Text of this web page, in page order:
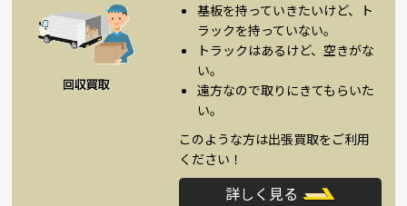
基板を持っていきたいけど、ト
ラックを持っていない。
トラックはあるけど、空きがな
い。
遠方なので取りにきてもらいた
い。
このような方は出張買取をご利用
ください！
詳しく見る